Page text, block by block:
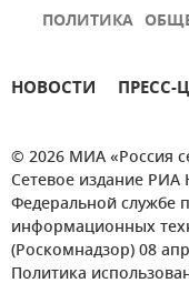
ПОЛИТИКА
НОВОСТИ ПРЕСС-
© 2026 МИА «Россия
Сетевое издание РИА
Федеральной службе
информационных
(Роскомнадзор) 08
Политика